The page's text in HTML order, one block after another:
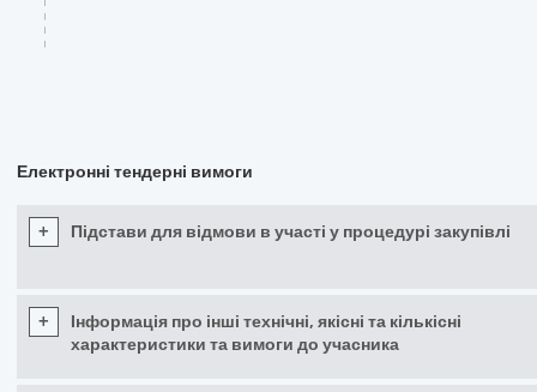
Електронні тендерні вимоги
+ Підстави для відмови в участі у процедурі закупівлі
+
Інформація про інші технічні, якісні та кількісні
характеристики та вимоги до учасника